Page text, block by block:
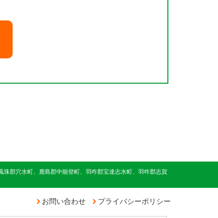
郡穴水町、鹿島郡中能登町、羽咋郡宝達志水町、羽咋郡志賀
お問い合わせ プライバシーポリシー